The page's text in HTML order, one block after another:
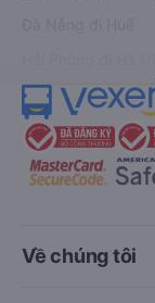
Về chúng tôi